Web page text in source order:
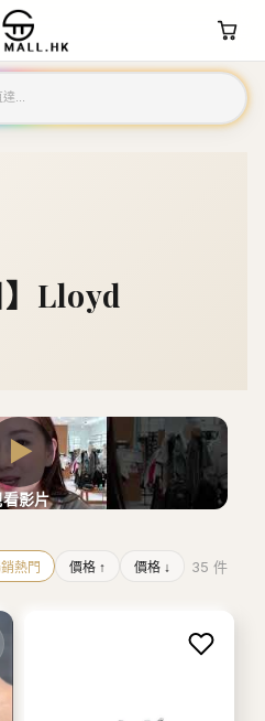
】Lloyd
▶
看影片
熱門 價格 ↑ 價格 ↓ 35 件